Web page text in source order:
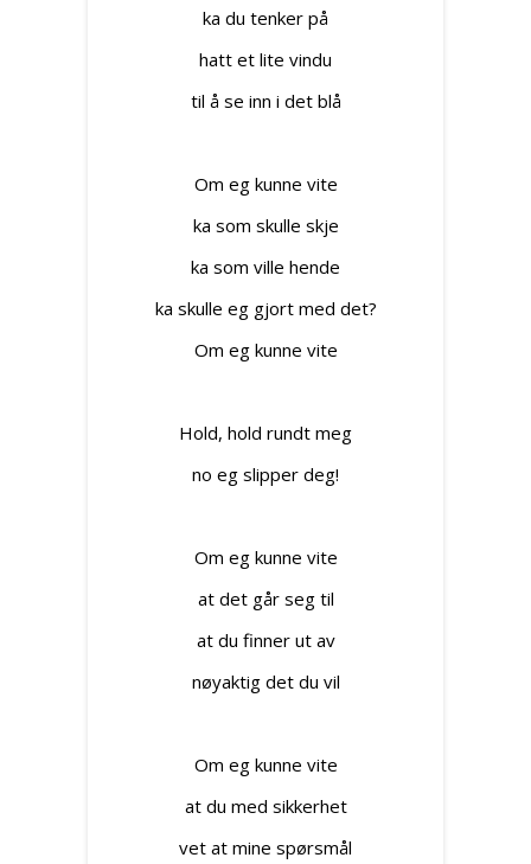
ka du tenker på
hatt et lite vindu
til å se inn i det blå
Om eg kunne vite
ka som skulle skje
ka som ville hende
ka skulle eg gjort med det?
Om eg kunne vite
Hold, hold rundt meg
no eg slipper deg!
Om eg kunne vite
at det går seg til
at du finner ut av
nøyaktig det du vil
Om eg kunne vite
at du med sikkerhet
vet at mine spørsmål